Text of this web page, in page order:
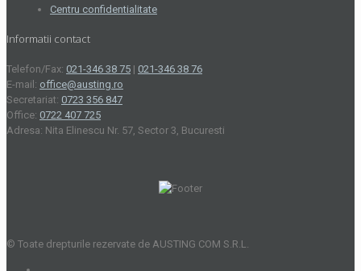
Centru confidentialitate
Informatii contact
Telefon/Fax: 021-346 38 75 | 021-346 38 76
E-mail: office@austing.ro
Secretariat: 0723 356 847
Office: 0722 407 725
Adresa: Nita Elinescu Nr. 57, Sector 3, Bucuresti
© Toate drepturile rezervate de AUSTING COM S.R.L.